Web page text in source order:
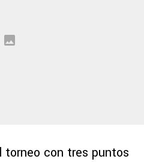
torneo con tres puntos